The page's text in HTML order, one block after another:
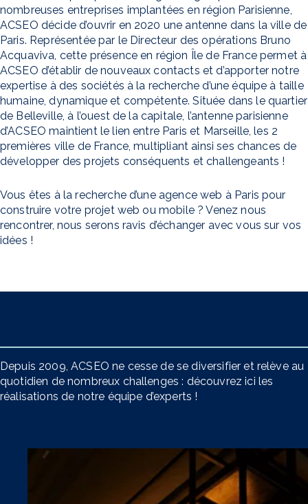
nombreuses entreprises implantées en région Parisienne,
ACSEO décide d’ouvrir en 2020 une antenne dans la ville de
Paris. Représentée par le Directeur des opérations Bruno
Acquaviva, cette présence en région Île de France permet à
ACSEO d’établir de nouveaux contacts et d’apporter notre
expertise à des sociétés à la recherche d’une équipe à taille
humaine, dynamique et compétente. Située dans le quartier
de Belleville, à l’ouest de la capitale, l’antenne parisienne
d’ACSEO maintient le lien entre Paris et Marseille, les 2
premières ville de France, multipliant ainsi ses chances de
développer des projets conséquents et challengeants !
Vous êtes à la recherche d’une agence web à Paris pour
construire votre projet web ou mobile ? Venez nous
rencontrer, nous serons ravis d’échanger avec vous sur vos
idées !
Depuis 2009, ACSEO ne cesse de se diversifier et relève au
quotidien de nombreux challenges : découvrez ici les
réalisations de notre équipe d’experts !